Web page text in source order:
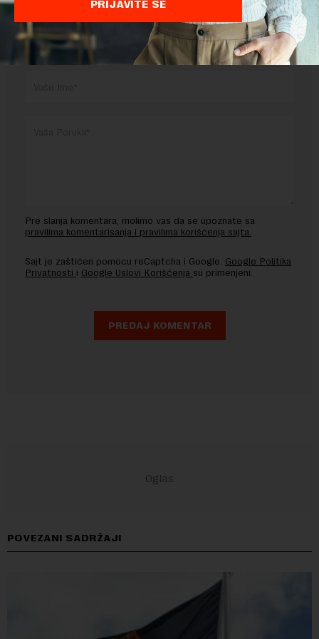
OSTAVITE ODGOVOR
Pre slanja komentara, molimo vas da se upoznate sa
pravilima komentarisanja i pravilima korišćenja sajta.
Sajt je zaštićen pomocu reCaptcha i Google. Google Politika
Privatnosti i Google Uslovi Korišćenja su primenjeni.
POVEZANI SADRŽAJI
PRIJAVITE SE